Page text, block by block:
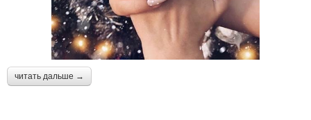
читать дальше →